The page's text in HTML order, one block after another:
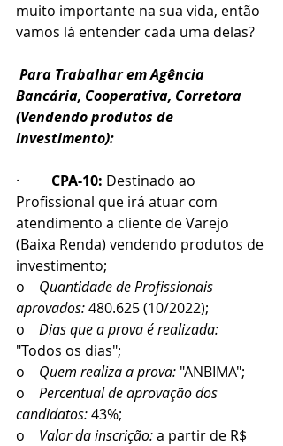
muito importante na sua vida, então
vamos lá entender cada uma delas?
Para Trabalhar em Agência
Bancária, Cooperativa, Corretora
(Vendendo produtos de
Investimento):
· CPA-10: Destinado ao
Profissional que irá atuar com
atendimento a cliente de Varejo
(Baixa Renda) vendendo produtos de
investimento;
o Quantidade de Profissionais
aprovados: 480.625 (10/2022);
o Dias que a prova é realizada:
"Todos os dias";
o Quem realiza a prova: "ANBIMA";
o Percentual de aprovação dos
candidatos: 43%;
o Valor da inscrição: a partir de R$